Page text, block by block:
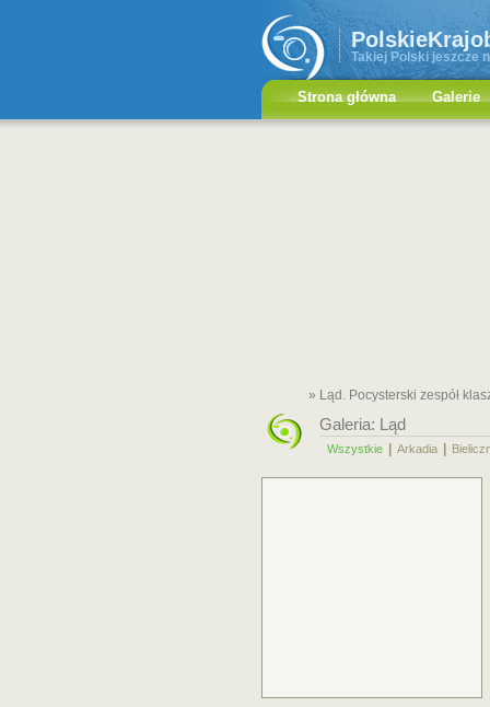
Takiej Polski jeszcze
Strona główna Galerie
» Ląd. Pocysterski zespół
Galeria: Ląd
Wszystkie Arkadia